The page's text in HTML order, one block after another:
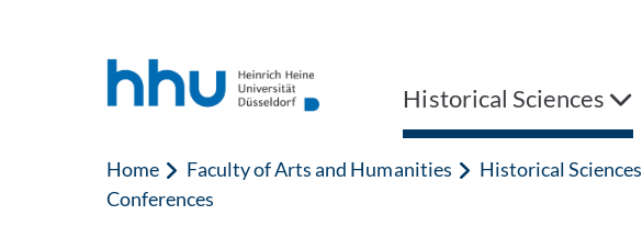
Historical Sciences
Home Faculty of Arts and Humanities Historical Sciences
Conferences